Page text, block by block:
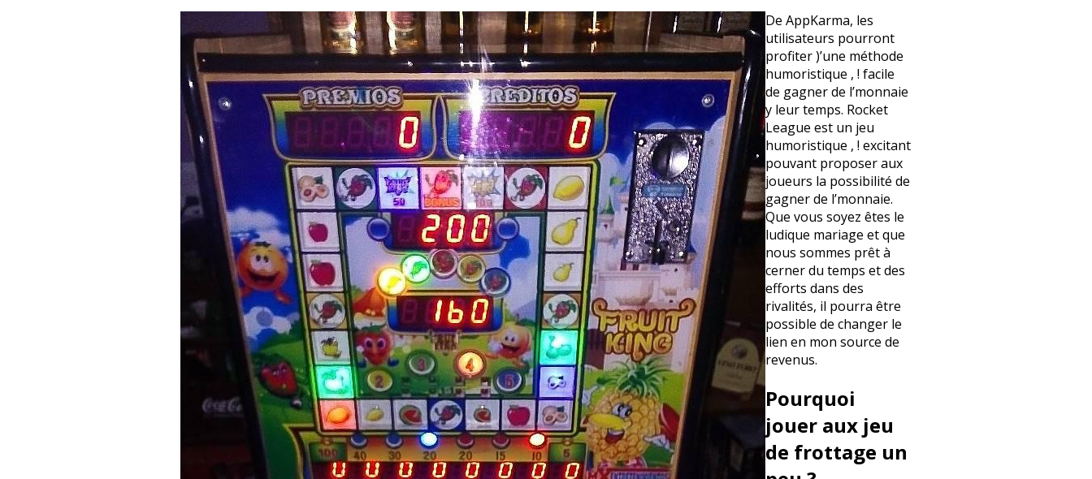
De AppKarma, les
utilisateurs pourront
profiter )’une méthode
humoristique , ! facile
de gagner de l’monnaie
y leur temps. Rocket
League est un jeu
humoristique , ! excitant
pouvant proposer aux
joueurs la possibilité de
gagner de l’monnaie.
Que vous soyez êtes le
ludique mariage et que
nous sommes prêt à
cerner du temps et des
efforts dans des
rivalités, il pourra être
possible de changer le
lien en mon source de
revenus.
Pourquoi
jouer aux jeu
de frottage un